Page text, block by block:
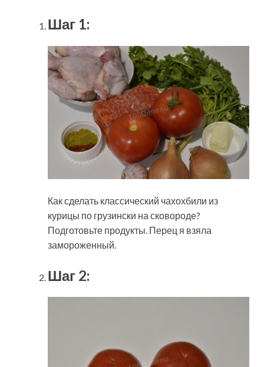
Шаг 1:
Как сделать классический чахохбили из
курицы по грузински на сковороде?
Подготовьте продукты. Перец я взяла
замороженный.
Шаг 2: